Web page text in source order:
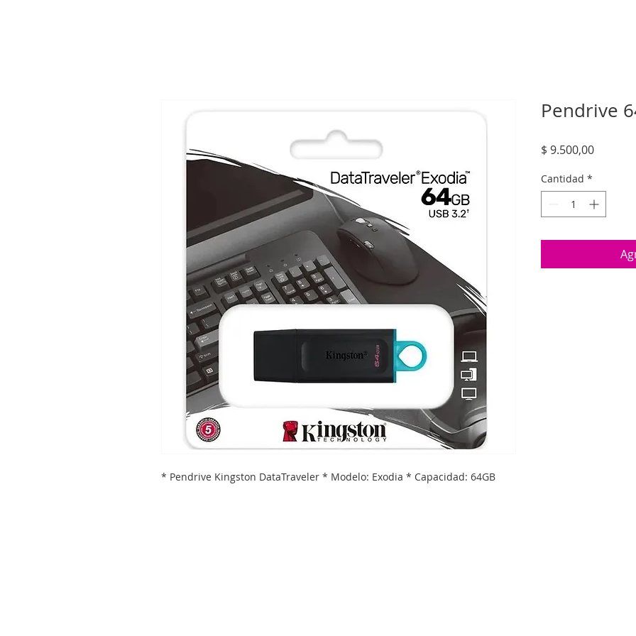
* Pendrive Kingston DataTraveler * Modelo: Exodia * Capacidad: 64GB
Pendrive
$ 9.500,00Precio
Cantidad *